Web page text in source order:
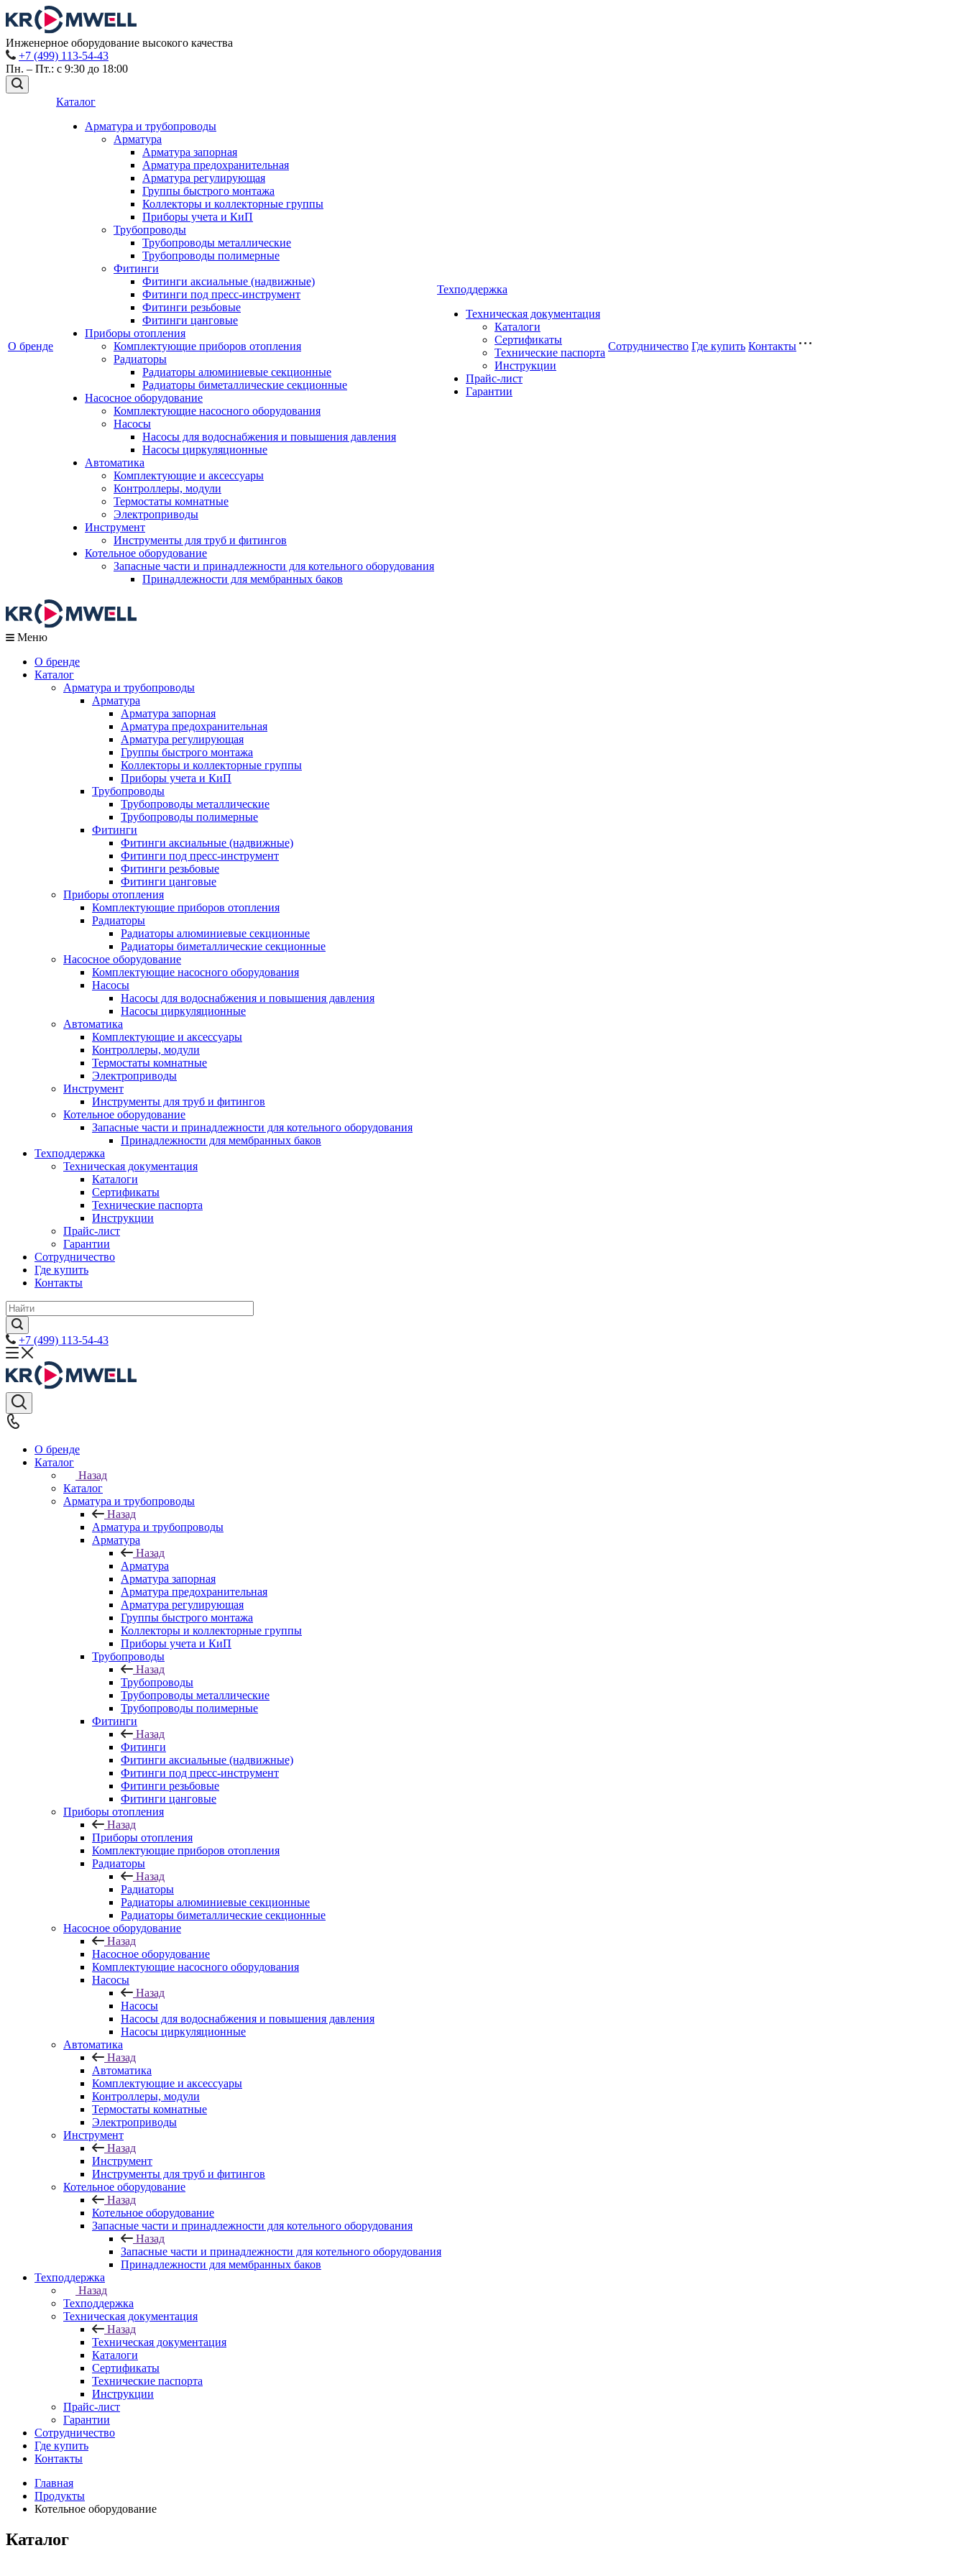
Инженерное оборудование высокого качества
+7 (499) 113-54-43
Пн. – Пт.: с 9:30 до 18:00
О бренде
Каталог
Арматура и трубопроводы
Арматура
Арматура запорная
Арматура предохранительная
Арматура регулирующая
Группы быстрого монтажа
Коллекторы и коллекторные группы
Приборы учета и КиП
Трубопроводы
Трубопроводы металлические
Трубопроводы полимерные
Фитинги
Фитинги аксиальные (надвижные)
Фитинги под пресс-инструмент
Фитинги резьбовые
Фитинги цанговые
Приборы отопления
Комплектующие приборов отопления
Радиаторы
Радиаторы алюминиевые секционные
Радиаторы биметаллические секционные
Насосное оборудование
Комплектующие насосного оборудования
Насосы
Насосы для водоснабжения и повышения давления
Насосы циркуляционные
Автоматика
Комплектующие и аксессуары
Контроллеры, модули
Термостаты комнатные
Электроприводы
Инструмент
Инструменты для труб и фитингов
Котельное оборудование
Запасные части и принадлежности для котельного оборудования
Принадлежности для мембранных баков
Техподдержка
Техническая документация
Каталоги
Сертификаты
Технические паспорта
Инструкции
Прайс-лист
Гарантии
Сотрудничество Где купить Контакты
Меню
О бренде
Каталог
Арматура и трубопроводы
Арматура
Арматура запорная
Арматура предохранительная
Арматура регулирующая
Группы быстрого монтажа
Коллекторы и коллекторные группы
Приборы учета и КиП
Трубопроводы
Трубопроводы металлические
Трубопроводы полимерные
Фитинги
Фитинги аксиальные (надвижные)
Фитинги под пресс-инструмент
Фитинги резьбовые
Фитинги цанговые
Приборы отопления
Комплектующие приборов отопления
Радиаторы
Радиаторы алюминиевые секционные
Радиаторы биметаллические секционные
Насосное оборудование
Комплектующие насосного оборудования
Насосы
Насосы для водоснабжения и повышения давления
Насосы циркуляционные
Автоматика
Комплектующие и аксессуары
Контроллеры, модули
Термостаты комнатные
Электроприводы
Инструмент
Инструменты для труб и фитингов
Котельное оборудование
Запасные части и принадлежности для котельного оборудования
Принадлежности для мембранных баков
Техподдержка
Техническая документация
Каталоги
Сертификаты
Технические паспорта
Инструкции
Прайс-лист
Гарантии
Сотрудничество
Где купить
Контакты
+7 (499) 113-54-43
О бренде
Каталог
Назад
Каталог
Арматура и трубопроводы
Назад
Арматура и трубопроводы
Арматура
Назад
Арматура
Арматура запорная
Арматура предохранительная
Арматура регулирующая
Группы быстрого монтажа
Коллекторы и коллекторные группы
Приборы учета и КиП
Трубопроводы
Назад
Трубопроводы
Трубопроводы металлические
Трубопроводы полимерные
Фитинги
Назад
Фитинги
Фитинги аксиальные (надвижные)
Фитинги под пресс-инструмент
Фитинги резьбовые
Фитинги цанговые
Приборы отопления
Назад
Приборы отопления
Комплектующие приборов отопления
Радиаторы
Назад
Радиаторы
Радиаторы алюминиевые секционные
Радиаторы биметаллические секционные
Насосное оборудование
Назад
Насосное оборудование
Комплектующие насосного оборудования
Насосы
Назад
Насосы
Насосы для водоснабжения и повышения давления
Насосы циркуляционные
Автоматика
Назад
Автоматика
Комплектующие и аксессуары
Контроллеры, модули
Термостаты комнатные
Электроприводы
Инструмент
Назад
Инструмент
Инструменты для труб и фитингов
Котельное оборудование
Назад
Котельное оборудование
Запасные части и принадлежности для котельного оборудования
Назад
Запасные части и принадлежности для котельного оборудования
Принадлежности для мембранных баков
Техподдержка
Назад
Техподдержка
Техническая документация
Назад
Техническая документация
Каталоги
Сертификаты
Технические паспорта
Инструкции
Прайс-лист
Гарантии
Сотрудничество
Где купить
Контакты
Главная
Продукты
Котельное оборудование
Каталог